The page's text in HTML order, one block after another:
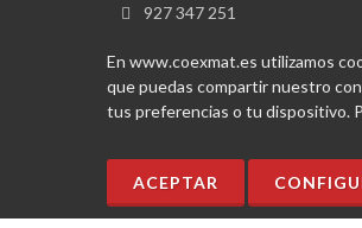
927 347 251
Copyrights © 2026. Todos los
En www.coexmat.es utilizamos
que puedas compartir nuestro
tus preferencias o tu dispositivo.
ACEPTAR